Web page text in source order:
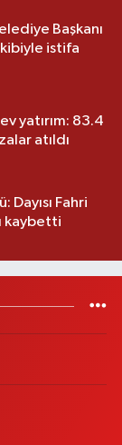
Başkanı
istifa
yatırım: 83.4
atıldı
Dayısı Fahri
kaybetti